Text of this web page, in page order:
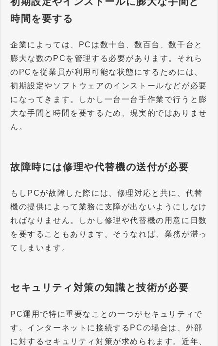
時間を要する
企業によっては、PCは数十台、数百台、数千台と
膨大な数のPCを管理する必要があります。それら
のPCを従業員が利用可能な状態にするためには、
初期設定やソフトウェアのインストールなどが必要
になってきます。しかし一台一台手作業で行うと膨
大な手間と時間を要するため、現実的ではありませ
ん。
故障時には修理や代替機の送付が必要
もしPCが故障した際には、修理対応と共に、代替
機の提供によって業務に支障が出ないようにしなけ
ればなりません。しかし修理や代替機の用意に日数
を要することもあります。そうなれば、業務が滞っ
てしまいます。
セキュリティ対策の知識と技術が必要
PC運用で特に重要なことの一つがセキュリティで
す。インターネットに接続するPCの場合は、外部
に対するセキュリティ対策が求められます。近年、